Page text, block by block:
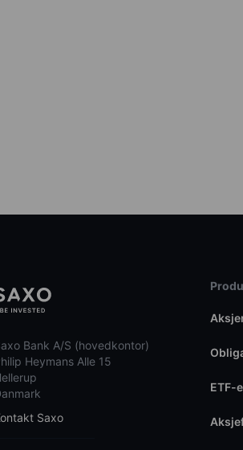
Bank A/S (hovedkontor)
Heymans Alle 15
Saxo
ETF-